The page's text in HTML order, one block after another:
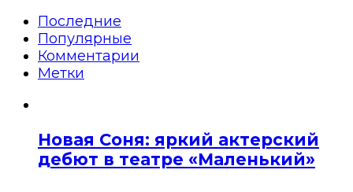
Последние
Популярные
Комментарии
Метки
Новая Соня: яркий актерский
дебют в театре «Маленький»